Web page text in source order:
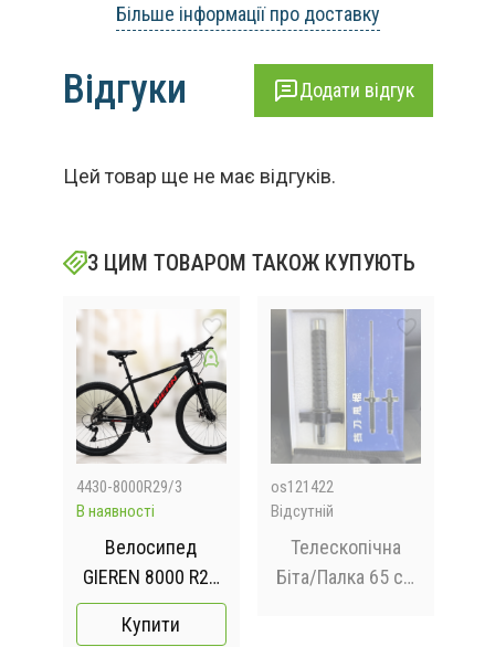
Більше інформації про доставку
Відгуки Додати відгук
Цей товар ще не має відгуків.
З ЦИМ ТОВАРОМ ТАКОЖ КУПУЮТЬ
4430-8000R29/3
В наявності
Велосипед
GIEREN 8000 R29
Чорний /
Велосипед
Купити
os121422
Відсутній
Телескопічна
Біта/Палка 65 см